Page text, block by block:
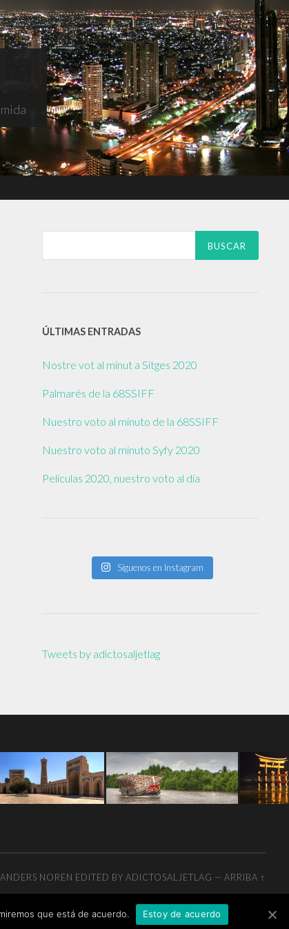
ÚLTIMAS ENTRADAS
Nostre vot al minut a Sitges 2020
Palmarés de la 68SSIFF
Nuestro voto al minuto de la 68SSIFF
Nuestro voto al minuto Syfy 2020
Películas 2020, nuestro voto al día
Síguenos en Instagram
Tweets by adictosaljetlag
ANDERS NOREN EDITED BY ADICTOSALJETLAG —ARRIBA ↑
que está de acuerdo. Estoy de acuerdo